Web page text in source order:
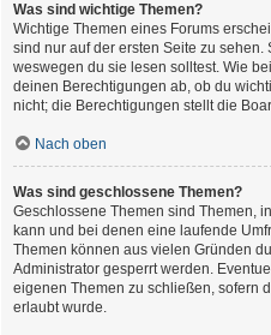
Was sind wichtige Themen?
Wichtige Themen eines Forums
sind nur auf der ersten Seite zu
weswegen du sie lesen solltest. Wie
deinen Berechtigungen ab, ob du
nicht; die Berechtigungen stellt die
Nach oben
Was sind geschlossene Themen?
Geschlossene Themen sind Themen,
kann und bei denen eine laufende
Themen können aus vielen Gründen
Administrator gesperrt werden.
eigenen Themen zu schließen, sofern
erlaubt wurde.